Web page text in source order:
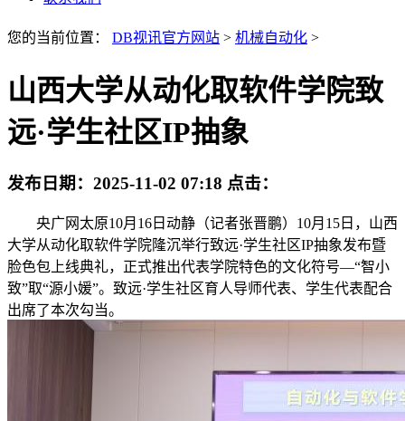
您的当前位置： DB视讯官方网站 > 机械自动化 >
山西大学从动化取软件学院致
远·学生社区IP抽象
发布日期： 2025-11-02 07:18 点击：
央广网太原10月16日动静（记者张晋鹏）10月15日，山西
大学从动化取软件学院隆沉举行致远·学生社区IP抽象发布暨
脸色包上线典礼，正式推出代表学院特色的文化符号—“智小
致”取“源小媛”。致远·学生社区育人导师代表、学生代表配合
出席了本次勾当。